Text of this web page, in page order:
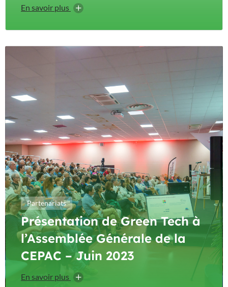
En savoir plus
Partenariats
Présentation de Green Tech à
l’Assemblée Générale de la
CEPAC – Juin 2023
En savoir plus